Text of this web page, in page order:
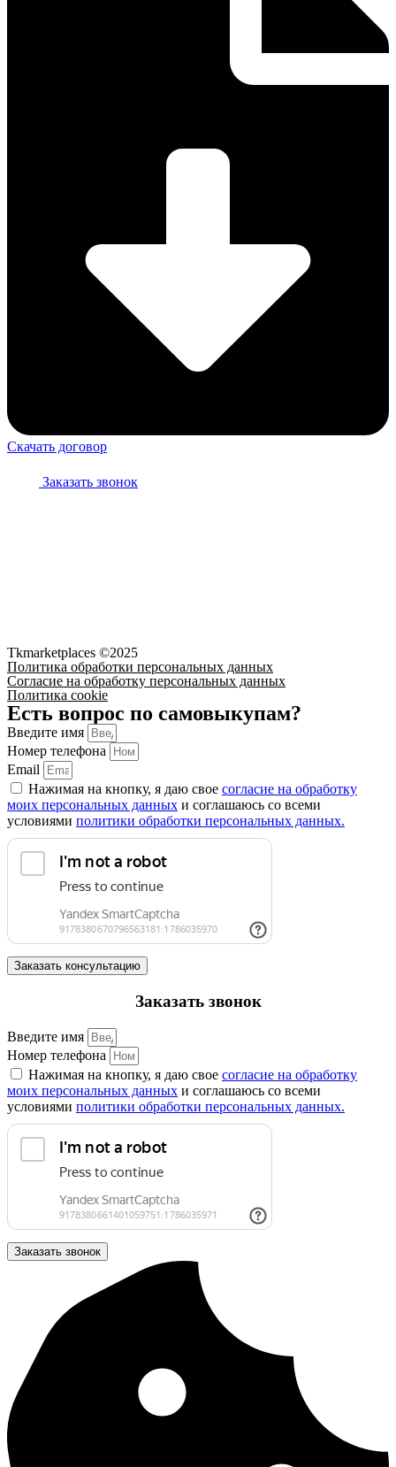
Скачать договор
Заказать звонок
Tkmarketplaces ©2025
Политика обработки персональных данных
Согласие на обработку персональных данных
Политика cookie
Есть вопрос по самовыкупам?
Введите имя
Номер телефона
Email
Нажимая на кнопку, я даю свое согласие на обработку
моих персональных данных и соглашаюсь со всеми
условиями политики обработки персональных данных.
Заказать консультацию
Заказать звонок
Введите имя
Номер телефона
Нажимая на кнопку, я даю свое согласие на обработку
моих персональных данных и соглашаюсь со всеми
условиями политики обработки персональных данных.
Заказать звонок